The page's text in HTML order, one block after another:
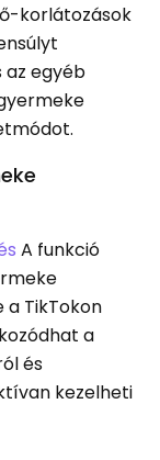
korlátozások
egyéb
A funkció
TikTokon
a
és
kezelheti